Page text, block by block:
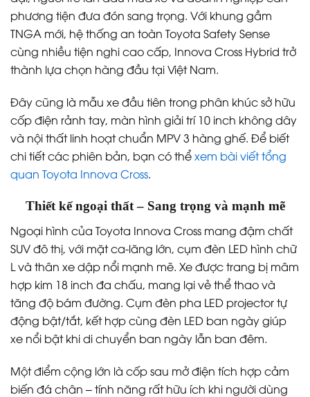
phương tiện đưa đón sang trọng. Với khung gầm
TNGA mới, hệ thống an toàn Toyota Safety Sense
cùng nhiều tiện nghi cao cấp, Innova Cross Hybrid trở
thành lựa chọn hàng đầu tại Việt Nam.
Đây cũng là mẫu xe đầu tiên trong phân khúc sở hữu
cốp điện rảnh tay, màn hình giải trí 10 inch không dây
và nội thất linh hoạt chuẩn MPV 3 hàng ghế. Để biết
chi tiết các phiên bản, bạn có thểxem bài viết tổng
quan Toyota Innova Cross.
Thiết kế ngoại thất – Sang trọng và mạnh mẽ
Ngoại hình của Toyota Innova Cross mang đậm chất
SUV đô thị, với mặt ca-lăng lớn, cụm đèn LED hình chữ
L và thân xe dập nổi mạnh mẽ. Xe được trang bị mâm
hợp kim 18 inch đa chấu, mang lại vẻ thể thao và
tăng độ bám đường. Cụm đèn pha LED projector tự
động bật/tắt, kết hợp cùng đèn LED ban ngày giúp
xe nổi bật khi di chuyển ban ngày lẫn ban đêm.
Một điểm cộng lớn là cốp sau mở điện tích hợp cảm
biến đá chân – tính năng rất hữu ích khi người dùng